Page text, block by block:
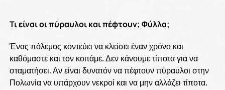
Τι είναι οι πύραυλοι και πέφτουν; Φύλλα;
Ένας πόλεμος κοντεύει να κλείσει έναν χρόνο και
καθόμαστε και τον κοιτάμε. Δεν κάνουμε τίποτα για να
σταματήσει. Αν είναι δυνατόν να πέφτουν πύραυλοι στην
Πολωνία να υπάρχουν νεκροί και να μην αλλάζει τίποτα.